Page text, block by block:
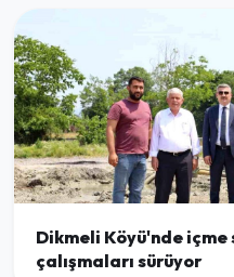
Dikmeli Köyü'nde içme
çalışmaları sürüyor